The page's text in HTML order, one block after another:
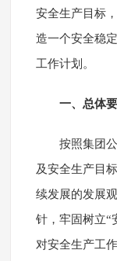
安全生产目标
造一个安全稳
工作计划。
一、总体
按照集团
及安全生产目
续发展的发展
针，牢固树立“
对安全生产工